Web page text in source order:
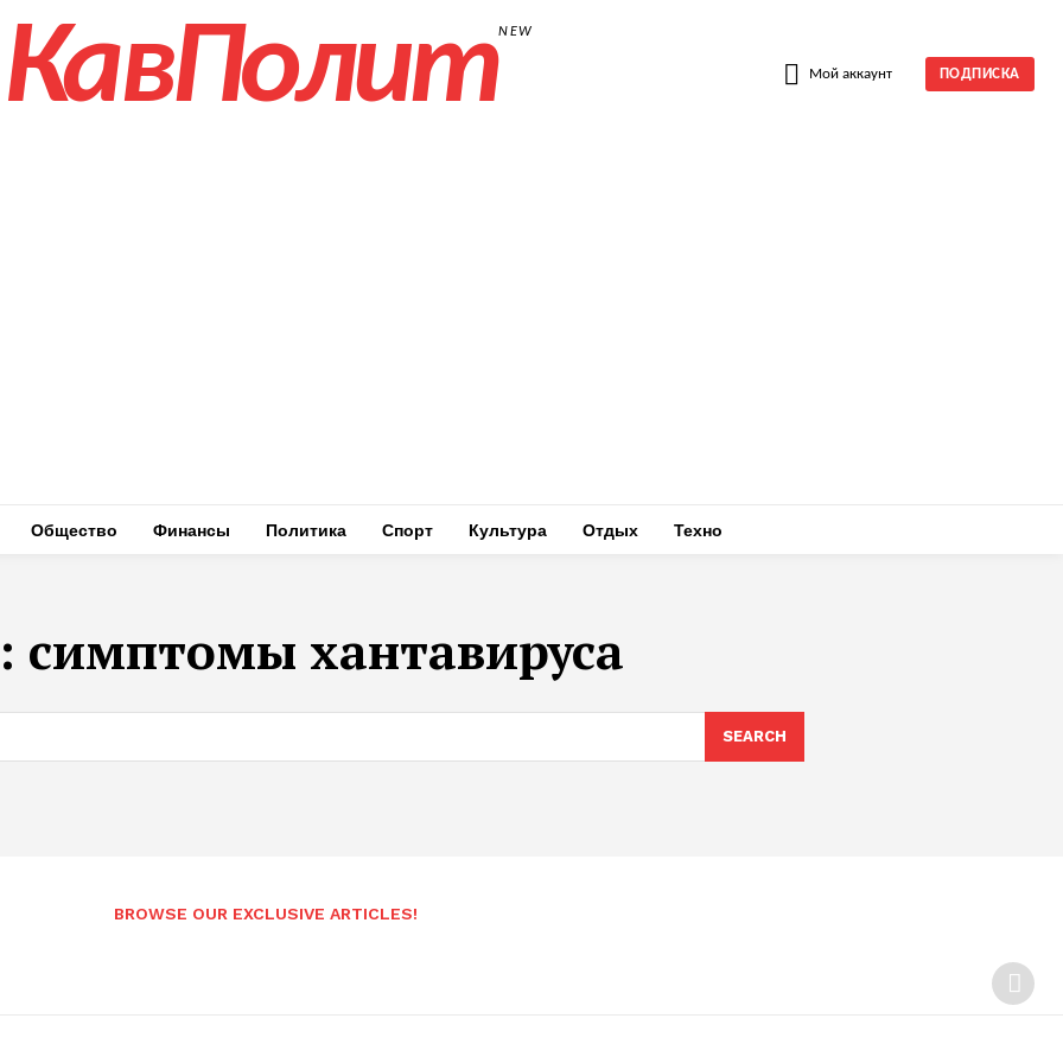
КавПолитNEW
Мой аккаунт ПОДПИСКА
Общество Финансы Политика Спорт Культура Отдых Техно
симптомы хантавируса
SEARCH
BROWSE OUR EXCLUSIVE ARTICLES!